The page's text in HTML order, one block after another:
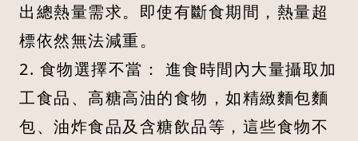
出總熱量需求。即使有斷食期間，熱量超
標依然無法減重。
2. 食物選擇不當： 進食時間內大量攝取加
工食品、高糖高油的食物，如精緻麵包麵
包、油炸食品及含糖飲品等，這些食物不